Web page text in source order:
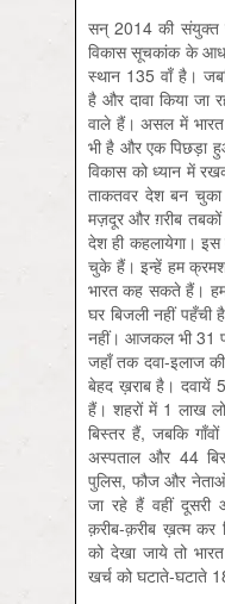
सन् 2014 की संयुक्त
विकास सूचकांक के
स्थान 135 वाँ है।
है और दावा किया जा
वाले हैं। असल में भारत
भी है और एक पिछड़ा
विकास को ध्यान में
ताकतवर देश बन
मज़दूर और ग़रीब
देश ही कहलायेगा।
चुके हैं। इन्हें हम
भारत कह सकते हैं।
घर बिजली नहीं
नहीं। आजकल भी 31
जहाँ तक दवा-इलाज
बेहद ख़राब है। दवायें
हैं। शहरों में 1 लाख
बिस्तर हैं, जबकि
अस्पताल और 44
पुलिस, फौज और नेताओं
जा रहे हैं वहीं दूसरी
क़रीब-क़रीब ख़त्म
को देखा जाये तो
खर्च को घटाते-घटाते